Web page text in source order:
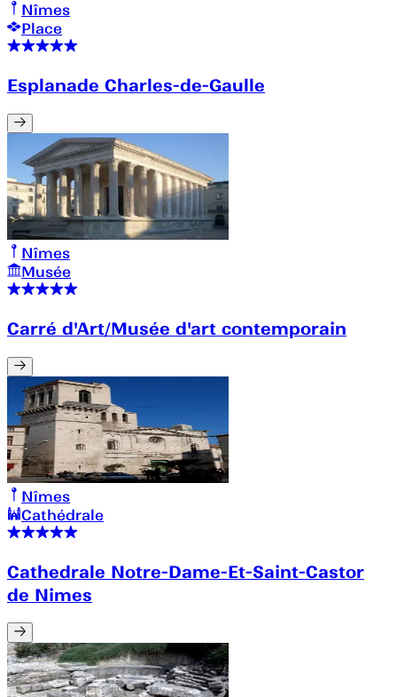
Nîmes
Place
Esplanade Charles-de-Gaulle
Nîmes
Musée
Carré d'Art/Musée d'art contemporain
Nîmes
Cathédrale
Cathedrale Notre-Dame-Et-Saint-Castor
de Nimes